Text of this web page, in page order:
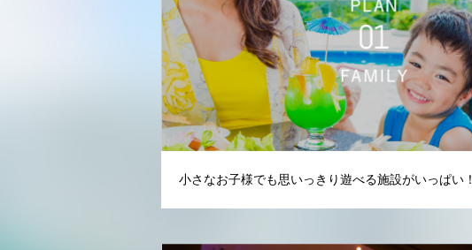
小さなお子様でも思いっきり遊べる施設がいっぱい！